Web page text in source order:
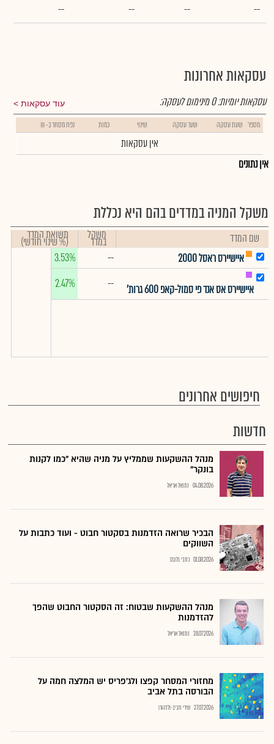
--
--
--
--
עסקאות אחרונות
עוד עסקאות עסקאות יומיות:0מינימום לעסקה:
מספר שעת עסקה שער עסקה שינוי כמות נפח מסחר ב- ₪
אין עסקאות
אין נתונים
משקל המניה במדדים בהם היא נכללת
שם המדד משקל
במדד תשואת המדד
(% שינוי חודשי)
איישיירס ראסל 2000
--
3.53%
איישיירס אס אנד פי סמול-קאפ 600 גרות' --
2.47%
חיפושים אחרונים
חדשות
מנהל ההשקעות שממליץ על מניה שהיא "כמו לקנות
בונקר"
04.08.2026 נתנאל אריאל
הבכיר שרואה הזדמנות בסקטור חבוט - ועוד כתבות על
השווקים
01.08.2026 כתבי גלובס
מנהל ההשקעות שבטוח: זה הסקטור החבוט שהפך
להזדמנות
28.07.2026 נתנאל אריאל
מחזורי המסחר קפצו ולג'פריס יש המלצה חמה על
הבורסה בתל אביב
27.07.2026 שירי חביב-ולדהורן